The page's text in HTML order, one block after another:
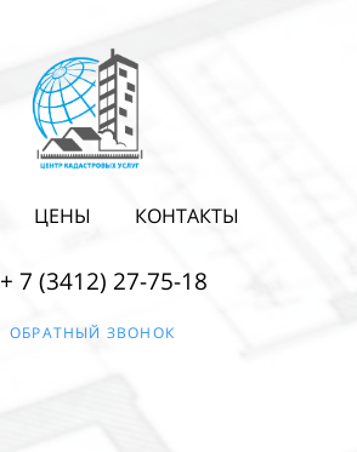
ЦЕНЫ КОНТАКТЫ
+ 7 (3412) 27-75-18
ОБРАТНЫЙ ЗВОНОК